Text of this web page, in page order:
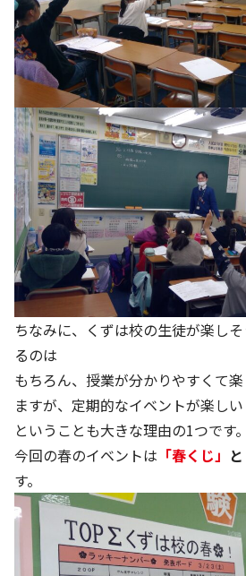
ちなみに、くずは校の生徒が楽し
るのは
もちろん、授業が分かりやすくて
ますが、定期的なイベントが楽しい
ということも大きな理由の1つです。
今回の春のイベントは 「春くじ」 と
す。